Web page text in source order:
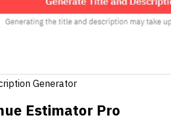
Generator
Estimator Pro